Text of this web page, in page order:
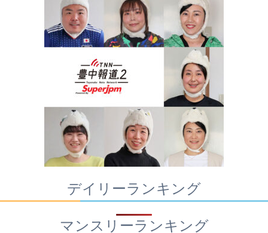
デイリーランキング
マンスリーランキング